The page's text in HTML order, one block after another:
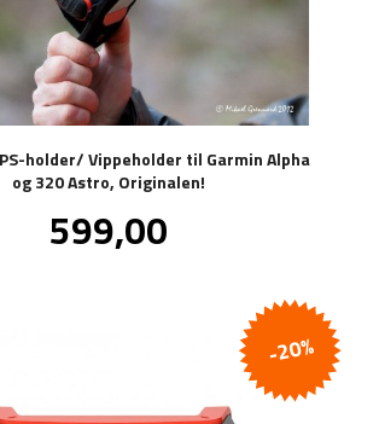
holder/ Vippeholder til Garmin Alpha
og 320 Astro, Originalen!
Pris
599,00
-20%